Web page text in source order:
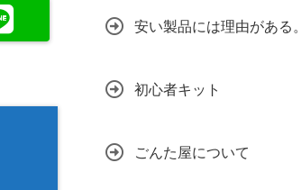
安い製品には理由がある。
初心者キット
ごんた屋について